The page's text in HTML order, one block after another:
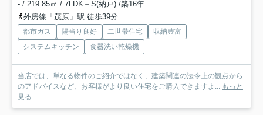
- / 219.85㎡ / 7LDK＋S(納戸) /築16年
外房線「茂原」駅 徒歩39分
都市ガス 陽当り良好 二世帯住宅
収納豊富
システムキッチン
食器洗い乾燥機
当店では、単なる物件のご紹介ではなく、建築関連の法令上の観点から
のアドバイスなど、お客様がより良い住宅をご購入できますよ...
もっと
見る